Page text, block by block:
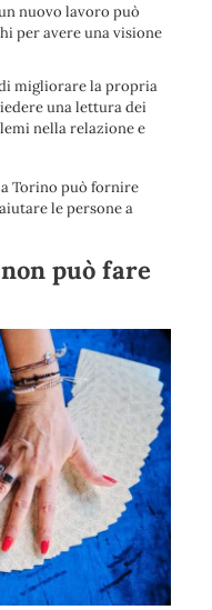
nuovo lavoro può
per avere una visione
migliorare la propria
una lettura dei
nella relazione e
Torino può fornire
le persone a
può fare